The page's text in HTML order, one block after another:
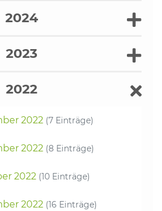
2024
2023
2022
2022 (7 Einträge)
2022 (8 Einträge)
2022 (10 Einträge)
2022 (16 Einträge)